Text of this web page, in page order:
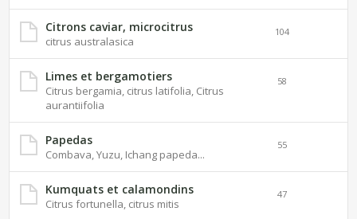
Citrons caviar, microcitrus
citrus australasica
104
Limes et bergamotiers
Citrus bergamia, citrus latifolia, Citrus
aurantiifolia
58
Papedas
Combava, Yuzu, Ichang papeda...
55
Kumquats et calamondins
Citrus fortunella, citrus mitis
47